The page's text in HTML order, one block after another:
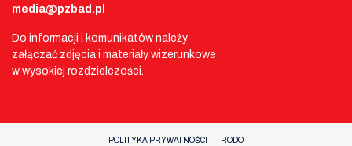
media@pzbad.pl
Do informacji i komunikatów należy
załączać zdjęcia i materiały wizerunkowe
w wysokiej rozdzielczości.
POLITYKA PRYWATNOŚCI RODO